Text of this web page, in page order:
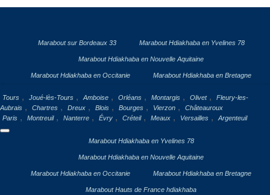
Marabout sur Bordeaux 33 Marabout Hdiakhaba en Yvelines 78
Marabout Hdiakhaba en Nouvelle Aquitaine
Marabout Hdiakhaba en Occitanie Marabout Hdiakhaba en Bretagne
Tours , Joué-lès-Tours , Amboise , Orléans , Montargis , Olivet ,
Fleury-les-
Aubrais , Chartres , Dreux , Blois , Bourges , Vierzon ,
Châteauroux
Paris , Montreuil , Nanterre , Évry , Créteil , Meaux , Versailles , Argenteuil
Marabout Hdiakhaba en Yvelines 78
Marabout Hdiakhaba en Nouvelle Aquitaine
Marabout Hdiakhaba en Occitanie Marabout Hdiakhaba en Bretagne
Marabout Hauts de France hdiakhaba